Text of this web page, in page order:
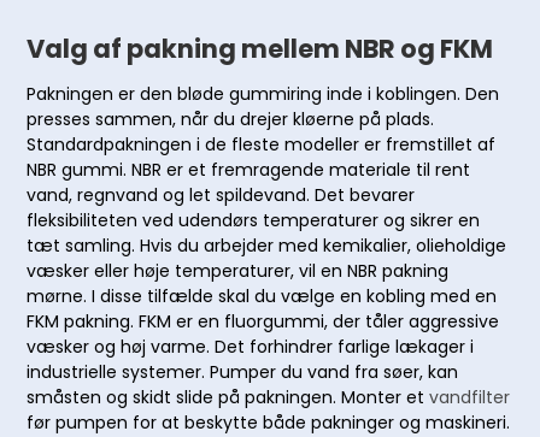
Valg af pakning mellem NBR og FKM
Pakningen er den bløde gummiring inde i koblingen. Den
presses sammen, når du drejer kløerne på plads.
Standardpakningen i de fleste modeller er fremstillet af
NBR gummi. NBR er et fremragende materiale til rent
vand, regnvand og let spildevand. Det bevarer
fleksibiliteten ved udendørs temperaturer og sikrer en
tæt samling. Hvis du arbejder med kemikalier, olieholdige
væsker eller høje temperaturer, vil en NBR pakning
mørne. I disse tilfælde skal du vælge en kobling med en
FKM pakning. FKM er en fluorgummi, der tåler aggressive
væsker og høj varme. Det forhindrer farlige lækager i
industrielle systemer. Pumper du vand fra søer, kan
småsten og skidt slide på pakningen. Monter etvandfilter
før pumpen for at beskytte både pakninger og maskineri.